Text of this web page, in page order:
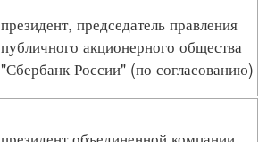
президент, председатель правления
публичного акционерного общества
"Сбербанк России" (по согласованию)